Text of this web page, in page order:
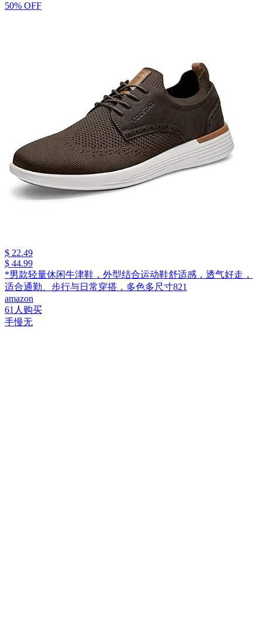
50% OFF
$ 22.49
$ 44.99
*男款轻量休闲牛津鞋，外型结合运动鞋舒适感，透气好走，
适合通勤、步行与日常穿搭，多色多尺寸821
amazon
61人购买
手慢无